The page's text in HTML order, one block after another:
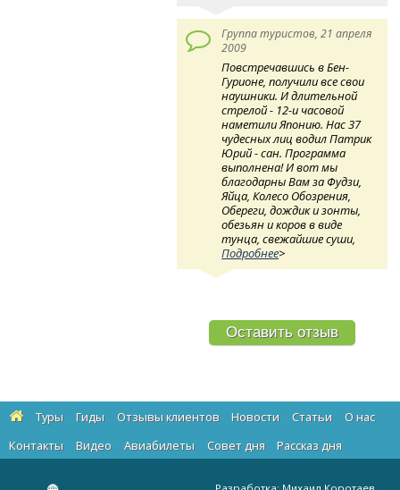
Группа туристов, 21 апреля
2009
Повстречавшись в Бен-
Гурионе, получили все свои
наушники. И длительной
стрелой - 12-и часовой
наметили Японию. Нас 37
чудесных лиц водил Патрик
Юрий - сан. Программа
выполнена! И вот мы
благодарны Вам за Фудзи,
Яйца, Колесо Обозрения,
Обереги, дождик и зонты,
обезьян и коров в виде
тунца, свежайшие суши,
Подробнее>
Оставить отзыв
Туры Гиды Отзывы клиентов Новости Статьи
О нас
Контакты
Видео Авиабилеты Cовет дня Рассказ дня